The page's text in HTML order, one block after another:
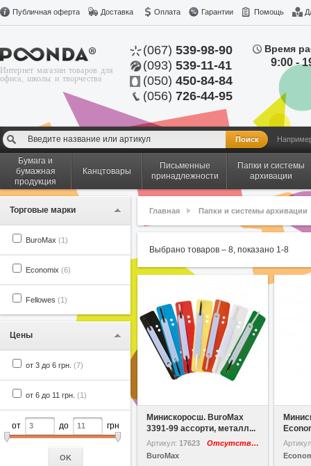
Публичная оферта Доставка Оплата Гарантии Помощь
Интернет магазин товаров для
офиса, школы и творчества
(067) 539-98-90
(093) 539-11-41
(050) 450-84-84
(056) 726-44-95
Время
9:00 -
Бумага и
бумажная
продукция
Канцтовары
Письменные
принадлежности
Папки и системы
архивации
Торговые марки
BuroMax (1)
Economix (6)
Fellowes (1)
Цены
от 3 до 6 грн. (7)
от 6 до 11 грн. (1)
от до грн
OK
Главная Папки и системы архивации
Выбрано товаров – 8, показано 1-8
Минискоросш. BuroMax
3391-99 ассорти, металл...
Артикул: 17623
Отсутствует
BuroMax